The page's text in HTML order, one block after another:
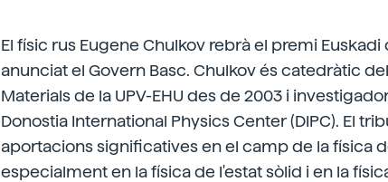
El físic rus Eugene Chulkov rebrà el premi Euskadi
anunciat el Govern Basc. Chulkov és catedràtic
Materials de la UPV-EHU des de 2003 i
Donostia International Physics Center (DIPC). El
aportacions significatives en el camp de la física
especialment en la física de l'estat sòlid i en la